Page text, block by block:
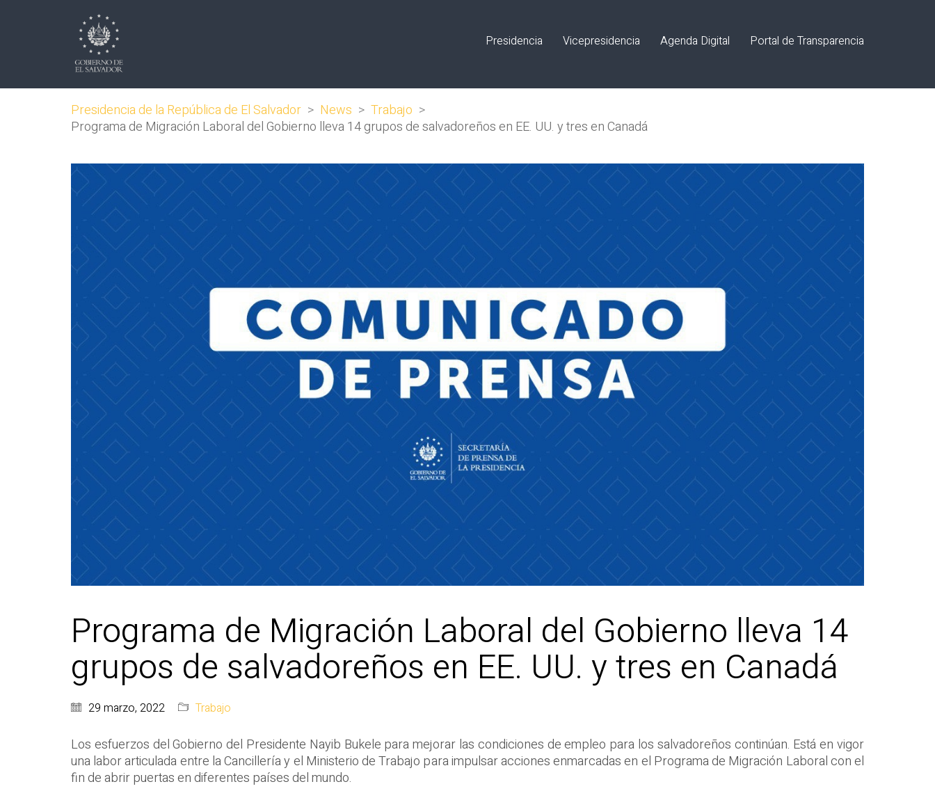
Presidencia Vicepresidencia Agenda Digital Portal de Transparencia
Presidencia de la República de El Salvador > News > Trabajo >
Programa de Migración Laboral del Gobierno lleva 14 grupos de salvadoreños en EE. UU. y tres en Canadá
Programa de Migración Laboral del Gobierno lleva 14
grupos de salvadoreños en EE. UU. y tres en Canadá
29 marzo, 2022 Trabajo
Los esfuerzos del Gobierno del Presidente Nayib Bukele para mejorar las condiciones de empleo para los salvadoreños continúan. Está en vigor
una labor articulada entre la Cancillería y el Ministerio de Trabajo para impulsar acciones enmarcadas en el Programa de Migración Laboral con el
fin de abrir puertas en diferentes países del mundo.